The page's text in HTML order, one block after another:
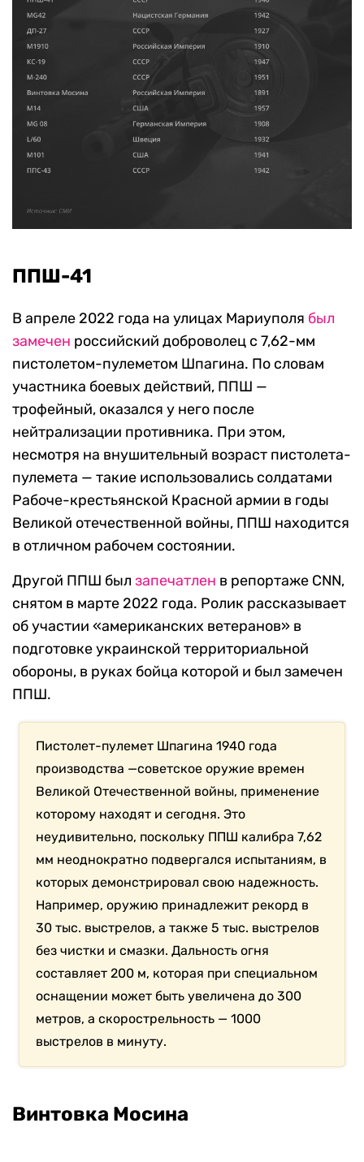
ППШ-41
В апреле 2022 года на улицах Мариуполя был
замечен российский доброволец с 7,62-мм
пистолетом-пулеметом Шпагина. По словам
участника боевых действий, ППШ —
трофейный, оказался у него после
нейтрализации противника. При этом,
несмотря на внушительный возраст пистолета-
пулемета — такие использовались солдатами
Рабоче-крестьянской Красной армии в годы
Великой отечественной войны, ППШ находится
в отличном рабочем состоянии.
Другой ППШ был запечатлен в репортаже CNN,
снятом в марте 2022 года. Ролик рассказывает
об участии «американских ветеранов» в
подготовке украинской территориальной
обороны, в руках бойца которой и был замечен
ППШ.
Пистолет-пулемет Шпагина 1940 года
производства —советское оружие времен
Великой Отечественной войны, применение
которому находят и сегодня. Это
неудивительно, поскольку ППШ калибра 7,62
мм неоднократно подвергался испытаниям, в
которых демонстрировал свою надежность.
Например, оружию принадлежит рекорд в
30 тыс. выстрелов, а также 5 тыс. выстрелов
без чистки и смазки. Дальность огня
составляет 200 м, которая при специальном
оснащении может быть увеличена до 300
метров, а скорострельность — 1000
выстрелов в минуту.
Винтовка Мосина